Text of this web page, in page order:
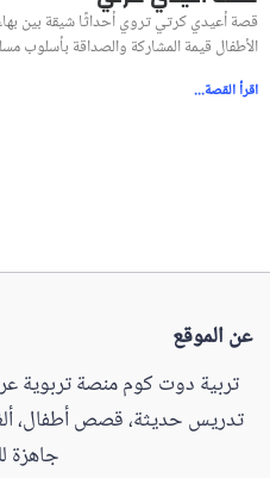
قصة أعيدي كرتي تروي أحداثًا شيقة بين
الأطفال قيمة المشاركة والصداقة بأسلوب
اقرأ القصة...
عن الموقع
تربية دوت كوم منصة تربوية
تدريس حديثة، قصص أطفال،
جاهزة